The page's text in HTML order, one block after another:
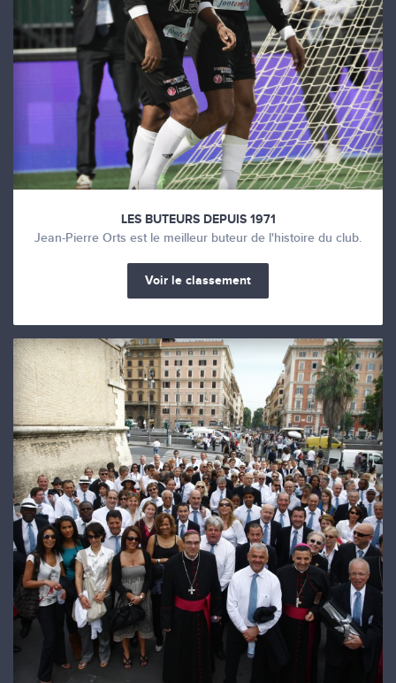
LES BUTEURS DEPUIS 1971
Jean-Pierre Orts est le meilleur buteur de l'histoire du club.
Voir le classement